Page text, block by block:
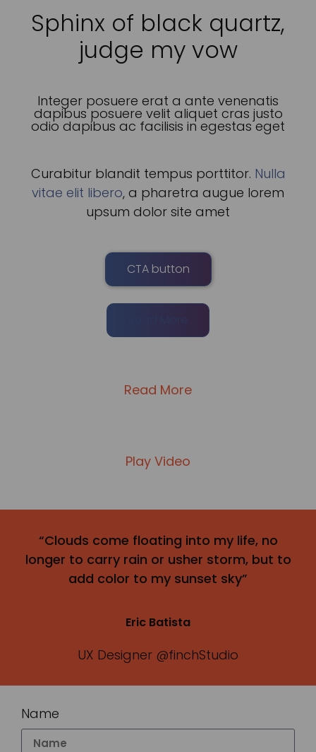
Sphinx of black quartz,
judge my vow
Integer posuere erat a ante venenatis
dapibus posuere velit aliquet cras justo
odio dapibus ac facilisis in egestas eget
Curabitur blandit tempus porttitor. Nulla
vitae elit libero, a pharetra augue lorem
upsum dolor site amet
CTA button
Read More
Play Video
“Clouds come floating into my life, no
longer to carry rain or usher storm, but to
add color to my sunset sky”
Eric Batista
UX Designer @finchStudio
Name